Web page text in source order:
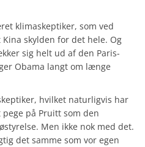
klimaskeptiker, som ved
skylden for det hele. Og
sig helt ud af den Paris-
Obama langt om længe
hvilket naturligvis har
på Pruitt som den
Men ikke nok med det.
det samme som vor egen